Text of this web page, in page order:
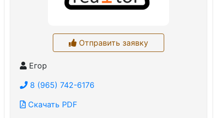
Отправить заявку
Егор
8 (965) 742-6176
Скачать PDF